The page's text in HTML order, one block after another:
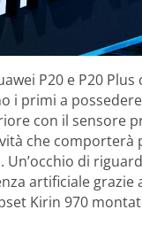
P20 e P20 Plus
i primi a
con il sensore
che comporterà
Un’occhio di
artificiale grazie
Kirin 970